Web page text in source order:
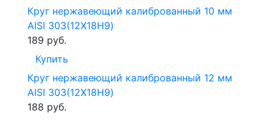
Круг нержавеющий калиброванный 10 мм
AISI 303(12Х18Н9)
189 руб.
Купить
Круг нержавеющий калиброванный 12 мм
AISI 303(12Х18Н9)
188 руб.